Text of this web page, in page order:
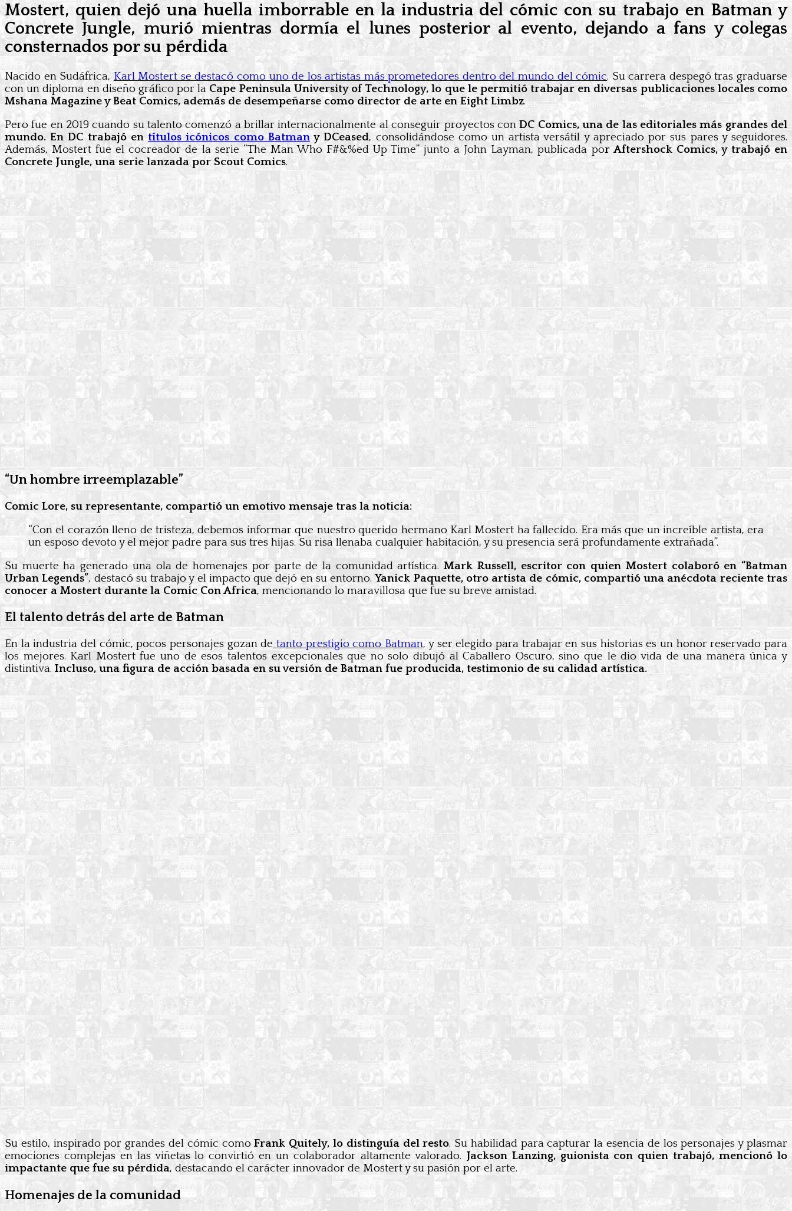
Mostert, quien dejó una huella imborrable en la industria del cómic con su trabajo en Batman y
Concrete Jungle, murió mientras dormía el lunes posterior al evento, dejando a fans y colegas
consternados por su pérdida
Nacido en Sudáfrica, Karl Mostert se destacó como uno de los artistas más prometedores dentro del mundo del cómic. Su carrera despegó tras graduarse
con un diploma en diseño gráfico por la Cape Peninsula University of Technology, lo que le permitió trabajar en diversas publicaciones locales como
Mshana Magazine y Beat Comics, además de desempeñarse como director de arte en Eight Limbz.
Pero fue en 2019 cuando su talento comenzó a brillar internacionalmente al conseguir proyectos conDC Comics, una de las editoriales más grandes del
mundo. En DC trabajó en títulos icónicos como Batmany DCeased, consolidándose como un artista versátil y apreciado por sus pares y seguidores.
Además, Mostert fue el cocreador de la serie “The Man Who F#&%ed Up Time” junto a John Layman, publicada por Aftershock Comics, y trabajó en
Concrete Jungle, una serie lanzada por Scout Comics.
“Un hombre irreemplazable”
Comic Lore, su representante, compartió un emotivo mensaje tras la noticia:
“Con el corazón lleno de tristeza, debemos informar que nuestro querido hermano Karl Mostert ha fallecido. Era más que un increíble artista, era
un esposo devoto y el mejor padre para sus tres hijas. Su risa llenaba cualquier habitación, y su presencia será profundamente extrañada”.
Su muerte ha generado una ola de homenajes por parte de la comunidad artística.Mark Russell, escritor con quien Mostert colaboró en “Batman
Urban Legends”, destacó su trabajo y el impacto que dejó en su entorno.Yanick Paquette, otro artista de cómic, compartió una anécdota reciente tras
conocer a Mostert durante la Comic Con Africa, mencionando lo maravillosa que fue su breve amistad.
El talento detrás del arte de Batman
En la industria del cómic, pocos personajes gozan de tanto prestigio como Batman, y ser elegido para trabajar en sus historias es un honor reservado para
los mejores. Karl Mostert fue uno de esos talentos excepcionales que no solo dibujó al Caballero Oscuro, sino que le dio vida de una manera única y
distintiva. Incluso, una figura de acción basada en su versión de Batman fue producida, testimonio de su calidad artística.
Su estilo, inspirado por grandes del cómic comoFrank Quitely, lo distinguía del resto. Su habilidad para capturar la esencia de los personajes y plasmar
emociones complejas en las viñetas lo convirtió en un colaborador altamente valorado. Jackson Lanzing, guionista con quien trabajó, mencionó lo
impactante que fue su pérdida, destacando el carácter innovador de Mostert y su pasión por el arte.
Homenajes de la comunidad